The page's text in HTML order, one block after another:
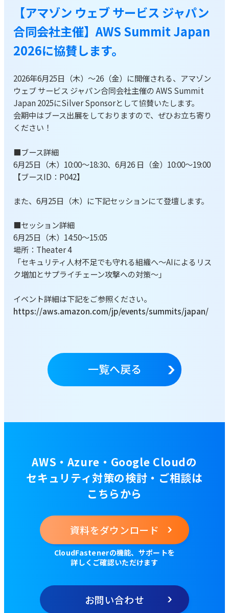
【アマゾン ウェブ サービス ジャパン
合同会社主催】AWS Summit Japan
2026に協賛します。
2026年6月25日（木）～26（金）に開催される、アマゾン
ウェブ サービス ジャパン合同会社主催の AWS Summit
Japan 2025にSilver Sponsorとして協賛いたします。
会期中はブース出展をしておりますので、ぜひお立ち寄り
ください！
■ブース詳細
6月25日（木）10:00～18:30、6月26 日（金）10:00～19:00
【ブースID：P042】
また、6月25日（木）に下記セッションにて登壇します。
■セッション詳細
6月25日（木）14:50～15:05
場所：Theater 4
「セキュリティ人材不足でも守れる組織へ〜AIによるリス
ク増加とサプライチェーン攻撃への対策〜」
イベント詳細は下記をご参照ください。
https://aws.amazon.com/jp/events/summits/japan/
一覧へ戻る
AWS・Azure・Google Cloudの
セキュリティ対策の検討・ご相談は
こちらから
資料をダウンロード
CloudFastenerの機能、サポートを
詳しくご確認いただけます
お問い合わせ